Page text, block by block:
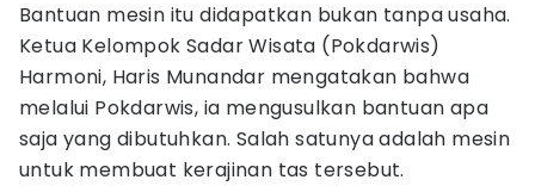
Bantuan mesin itu didapatkan bukan tanpa usaha.
Ketua Kelompok Sadar Wisata (Pokdarwis)
Harmoni, Haris Munandar mengatakan bahwa
melalui Pokdarwis, ia mengusulkan bantuan apa
saja yang dibutuhkan. Salah satunya adalah mesin
untuk membuat kerajinan tas tersebut.